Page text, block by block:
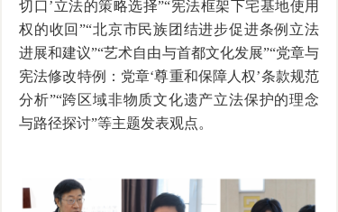
切口’立法的策略选择”“宪法框架下宅基地使用
权的收回”“北京市民族团结进步促进条例立法
进展和建议”“艺术自由与首都文化发展”“党章与
宪法修改特例：党章‘尊重和保障人权’条款规范
分析”“跨区域非物质文化遗产立法保护的理念
与路径探讨”等主题发表观点。